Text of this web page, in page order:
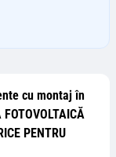
cu montaj în
PENTRU